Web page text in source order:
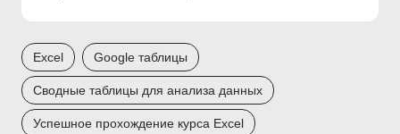
Excel Google таблицы
Сводные таблицы для анализа данных
Успешное прохождение курса Excel